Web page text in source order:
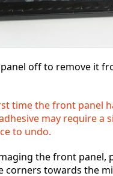
off to remove it
time the front panel
may require a
to undo.
the front panel,
corners towards the